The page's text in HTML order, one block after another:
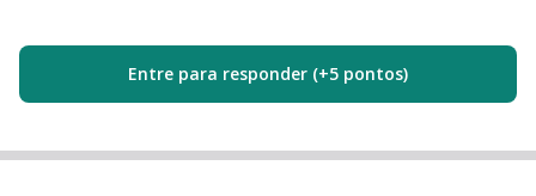
Entre para responder (+5 pontos)